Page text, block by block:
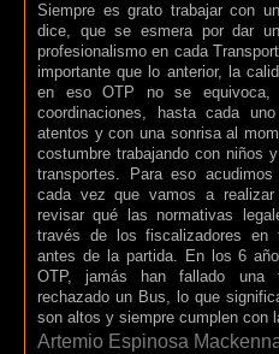
Siempre es grato trabajar con
dice, que se esmera por dar
profesionalismo en cada
importante que lo anterior, la
en eso OTP no se equivoca,
coordinaciones, hasta cada
atentos y con una sonrisa al
costumbre trabajando con niños
transportes. Para eso
cada vez que vamos a
revisar qué las normativas
través de los fiscalizadores en
antes de la partida. En los 6
OTP, jamás han fallado una
rechazado un Bus, lo que
son altos y siempre cumplen con
Artemio Espinosa